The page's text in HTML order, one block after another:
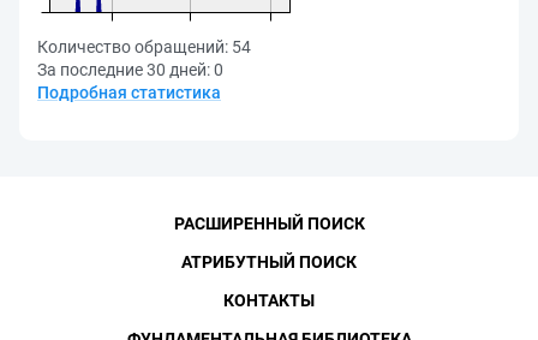
Количество обращений: 54
За последние 30 дней:0
Подробная статистика
РАСШИРЕННЫЙ ПОИСК
АТРИБУТНЫЙ ПОИСК
КОНТАКТЫ